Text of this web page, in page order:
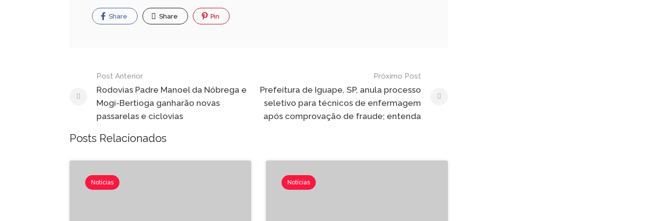
Share Share Pin
Post Anterior
Rodovias Padre Manoel da Nóbrega e
Mogi-Bertioga ganharão novas
passarelas e ciclovias
Próximo Post
Prefeitura de Iguape, SP, anula processo
seletivo para técnicos de enfermagem
após comprovação de fraude; entenda
Posts Relacionados
Notícias Notícias